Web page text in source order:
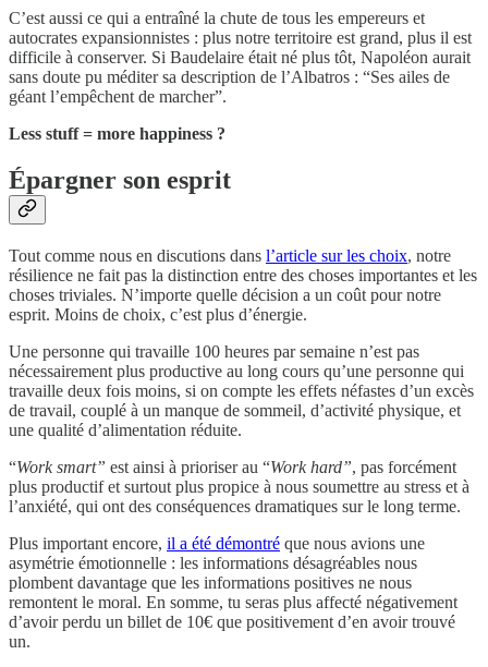
C’est aussi ce qui a entraîné la chute de tous les empereurs et
autocrates expansionnistes : plus notre territoire est grand, plus il est
difficile à conserver. Si Baudelaire était né plus tôt, Napoléon aurait
sans doute pu méditer sa description de l’Albatros : “Ses ailes de
géant l’empêchent de marcher”.
Less stuff = more happiness ?
Épargner son esprit
Tout comme nous en discutions dans l’article sur les choix, notre
résilience ne fait pas la distinction entre des choses importantes et les
choses triviales. N’importe quelle décision a un coût pour notre
esprit. Moins de choix, c’est plus d’énergie.
Une personne qui travaille 100 heures par semaine n’est pas
nécessairement plus productive au long cours qu’une personne qui
travaille deux fois moins, si on compte les effets néfastes d’un excès
de travail, couplé à un manque de sommeil, d’activité physique, et
une qualité d’alimentation réduite.
“Work smart” est ainsi à prioriser au “Work hard”, pas forcément
plus productif et surtout plus propice à nous soumettre au stress et à
l’anxiété, qui ont des conséquences dramatiques sur le long terme.
Plus important encore, il a été démontré que nous avions une
asymétrie émotionnelle : les informations désagréables nous
plombent davantage que les informations positives ne nous
remontent le moral. En somme, tu seras plus affecté négativement
d’avoir perdu un billet de 10€ que positivement d’en avoir trouvé
un.